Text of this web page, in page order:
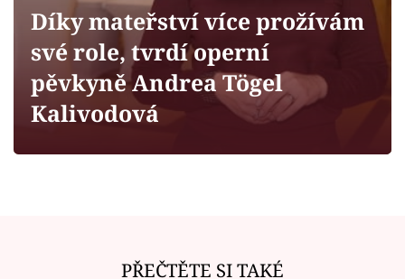
Sledujte prima+
Filmový festival Karlovy Vary
Díky mateřství více prožívám
své role, tvrdí operní
pěvkyně Andrea Tögel
Kalivodová
PŘEČTĚTE SI TAKÉ